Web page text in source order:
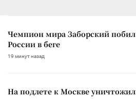
Чемпион мира Заборский
России в беге
19 минут назад
На подлете к Москве